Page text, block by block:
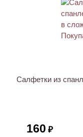
Салфетки из
160 ₽